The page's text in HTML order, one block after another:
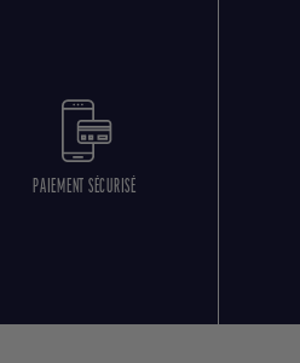
PAIEMENT SÉCURISÉ